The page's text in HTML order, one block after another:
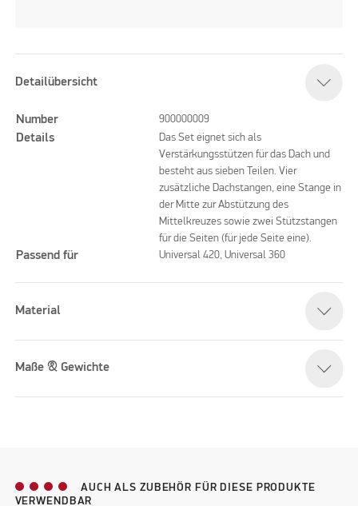
Detailübersicht
Number 900000009
Details
Das Set eignet sich als
Verstärkungsstützen für das Dach und
besteht aus sieben Teilen. Vier
zusätzliche Dachstangen, eine Stange in
der Mitte zur Abstützung des
Mittelkreuzes sowie zwei Stützstangen
für die Seiten (für jede Seite eine).
Passend für Universal 420, Universal 360
Material
Maße & Gewichte
AUCH ALS ZUBEHÖR FÜR DIESE PRODUKTE
VERWENDBAR